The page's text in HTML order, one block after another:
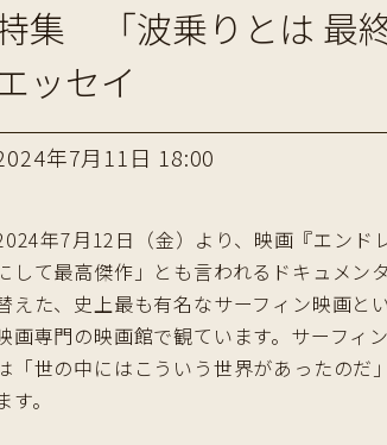
集 「波乗りとは 最
ッセイ
年7月11日 18:00
年7月12日（金）より、映画『エンド
して最高傑作」とも言われるドキュメン
えた、史上最も有名なサーフィン映画と
画専門の映画館で観ています。サーフィ
「世の中にはこういう世界があったの
す。